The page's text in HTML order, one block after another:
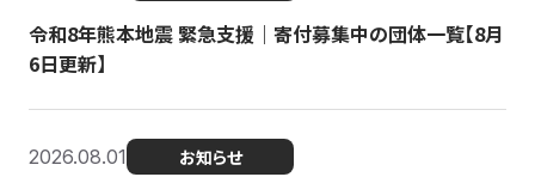
令和8年熊本地震 緊急支援｜寄付募集中の団体一覧【8月
6日更新】
2026.08.01 お知らせ